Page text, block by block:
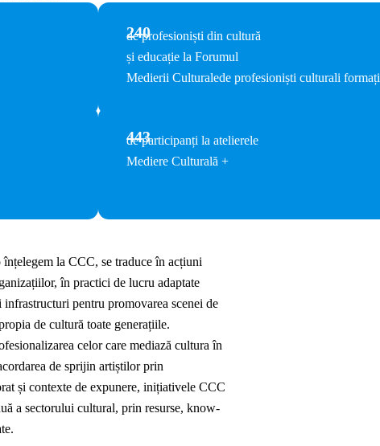
240
de profesioniști din cultură
și educație la Forumul
Medierii Culturalede profesioniști culturali formați
443
de participanți la atelierele
Mediere Culturală +
la CCC, se traduce în acțiuni
în practici de lucru adaptate
pentru promovarea scenei de
de cultură toate generațiile.
celor care mediază cultura în
de sprijin artiștilor prin
și contexte de expunere, inițiativele CCC
a sectorului cultural, prin resurse, know-